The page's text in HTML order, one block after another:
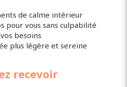
de calme intérieur
pour vous sans culpabilité
besoins
plus légère et sereine
recevoir